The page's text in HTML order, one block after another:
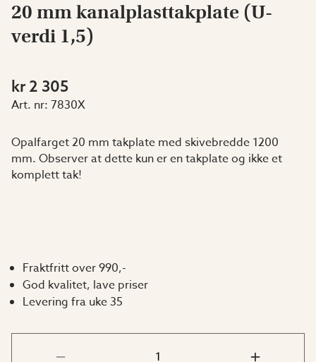
20 mm kanalplasttakplate (U-
verdi 1,5)
kr 2 305
Art. nr: 7830X
Opalfarget 20 mm takplate med skivebredde 1200
mm. Observer at dette kun er en takplate og ikke et
komplett tak!
Fraktfritt over 990,-
God kvalitet, lave priser
Levering fra uke 35